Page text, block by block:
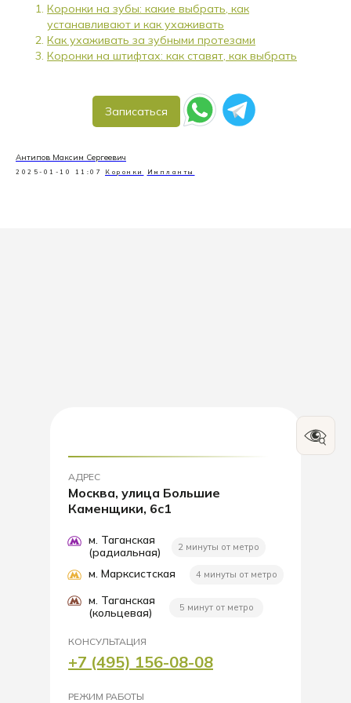
Коронки на зубы: какие выбрать, как
устанавливают и как ухаживать
Как ухаживать за зубными протезами
Коронки на штифтах: как ставят, как выбрать
Записаться
Антипов Максим Сергеевич
2025-01-10 11:07 Коронки Импланты
АДРЕС
Москва, улица Большие
Каменщики, 6с1
КОНСУЛЬТАЦИЯ
РЕЖИМ РАБОТЫ
+7 (495) 156-08-08
2 минуты от метро
м. Таганская
(радиальная)
4 минуты от метро
5 минут от метро
м. Марксистская
м. Таганская
(кольцевая)